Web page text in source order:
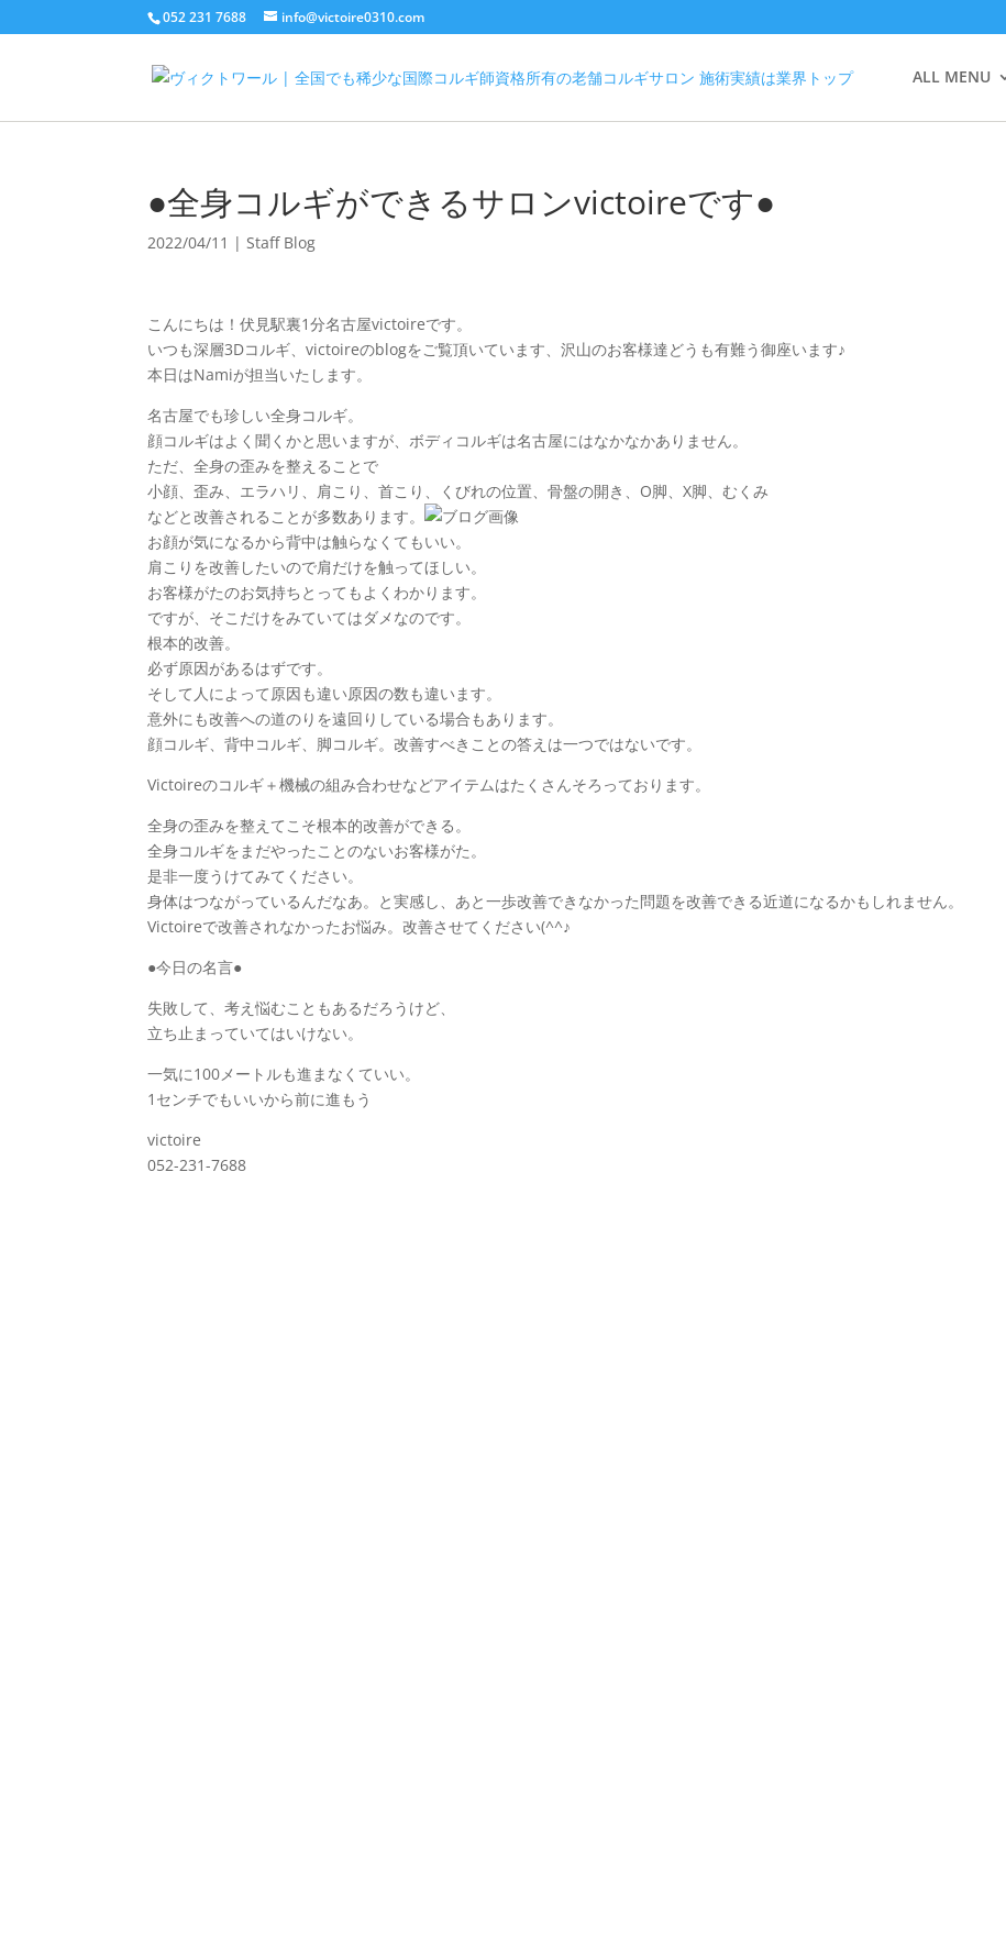
052 231 7688 info@victoire0310.com
ALL MENU
●全身コルギができるサロンvictoireです●
2022/04/11 |Staff Blog
こんにちは！伏見駅裏1分名古屋victoireです。
いつも深層3Dコルギ、victoireのblogをご覧頂いています、沢山のお客様達どうも有難う御座います♪
本日はNamiが担当いたします。
名古屋でも珍しい全身コルギ。
顔コルギはよく聞くかと思いますが、ボディコルギは名古屋にはなかなかありません。
ただ、全身の歪みを整えることで
小顔、歪み、エラハリ、肩こり、首こり、くびれの位置、骨盤の開き、O脚、X脚、むくみ
などと改善されることが多数あります。
お顔が気になるから背中は触らなくてもいい。
肩こりを改善したいので肩だけを触ってほしい。
お客様がたのお気持ちとってもよくわかります。
ですが、そこだけをみていてはダメなのです。
根本的改善。
必ず原因があるはずです。
そして人によって原因も違い原因の数も違います。
意外にも改善への道のりを遠回りしている場合もあります。
顔コルギ、背中コルギ、脚コルギ。改善すべきことの答えは一つではないです。
Victoireのコルギ＋機械の組み合わせなどアイテムはたくさんそろっております。
全身の歪みを整えてこそ根本的改善ができる。
全身コルギをまだやったことのないお客様がた。
是非一度うけてみてください。
身体はつながっているんだなあ。と実感し、あと一歩改善できなかった問題を改善できる近道になるかもしれません。
Victoireで改善されなかったお悩み。改善させてください(^^♪
●今日の名言●
失敗して、考え悩むこともあるだろうけど、
立ち止まっていてはいけない。
一気に100メートルも進まなくていい。
1センチでもいいから前に進もう
victoire
052-231-7688